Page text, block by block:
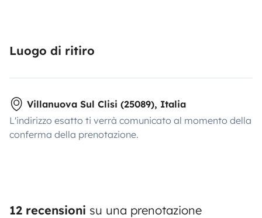
Luogo di ritiro
Villanuova Sul Clisi (25089), Italia
L'indirizzo esatto ti verrà comunicato al momento della
conferma della prenotazione.
12 recensioni su una prenotazione